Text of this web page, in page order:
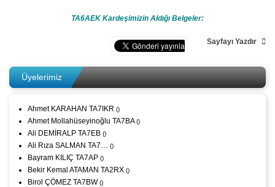
TA6AEK Kardeşimizin Aldığı Belgeler:
Sayfayı Yazdır
Üyelerimiz
Ahmet KARAHAN TA7IKR ()
Ahmet Mollahüseyinoğlu TA7BA()
Ali DEMİRALP TA7EB ()
Ali Rıza SALMAN TA7… ()
Bayram KILIÇ TA7AP ()
Bekir Kemal ATAMAN TA2RX ()
Birol ÇÖMEZ TA7BW()